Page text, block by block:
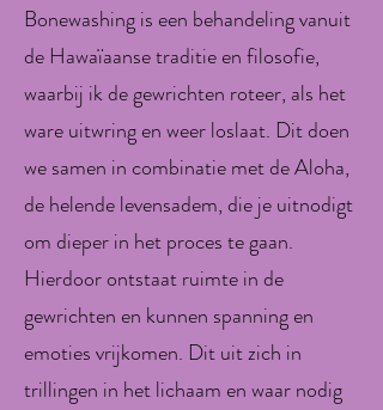
Bonewashing is een behandeling vanuit
de Hawaïaanse traditie en filosofie,
waarbij ik de gewrichten roteer, als het
ware uitwring en weer loslaat. Dit doen
we samen in combinatie met de Aloha,
de helende levensadem, die je uitnodigt
om dieper in het proces te gaan.
Hierdoor ontstaat ruimte in de
gewrichten en kunnen spanning en
emoties vrijkomen. Dit uit zich in
trillingen in het lichaam en waar nodig